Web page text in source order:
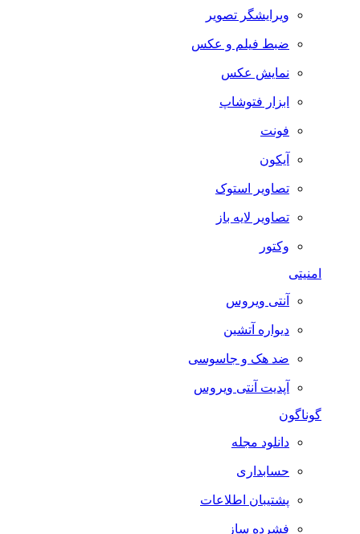
ویرایشگر تصویر
ضبط فيلم و عكس
نمایش عکس
ابزار فتوشاپ
فونت
آیکون
تصاویر استوک
تصاویر لایه باز
وکتور
امنیتی
آنتی ویروس
دیواره آتشین
ضد هک و جاسوسی
آپدیت آنتی ویروس
گوناگون
دانلود مجله
حسابداری
پشتیبان اطلاعات
فشرده ساز